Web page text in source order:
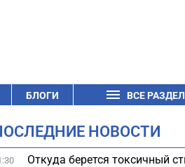
БЛОГИ ВСЕ
НОВОСТИ
Откуда берется токсичный